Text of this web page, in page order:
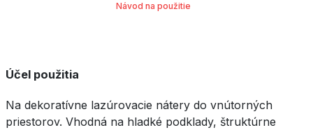
Návod na použitie
Účel použitia
Na dekoratívne lazúrovacie nátery do vnútorných
priestorov. Vhodná na hladké podklady, štruktúrne